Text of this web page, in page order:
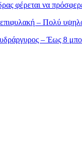
φέρεται να
– Πολύ
– Έως 8